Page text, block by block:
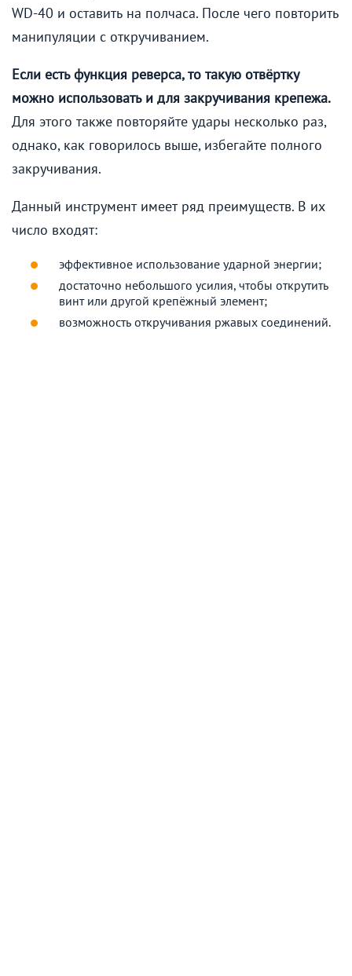
WD-40 и оставить на полчаса. После чего повторить
манипуляции с откручиванием.
Если есть функция реверса, то такую отвёртку
можно использовать и для закручивания крепежа.
Для этого также повторяйте удары несколько раз,
однако, как говорилось выше, избегайте полного
закручивания.
Данный инструмент имеет ряд преимуществ. В их
число входят:
эффективное использование ударной энергии;
достаточно небольшого усилия, чтобы открутить
винт или другой крепёжный элемент;
возможность откручивания ржавых соединений.